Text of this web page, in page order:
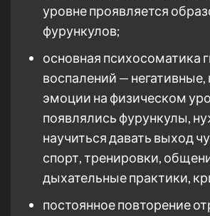
уровне проявляется
фурункулов;
основная психосоматика
воспалений —
эмоции на физическом
появлялись фурункулы,
научиться давать выход
спорт, тренировки,
дыхательные практики,
постоянное повторение